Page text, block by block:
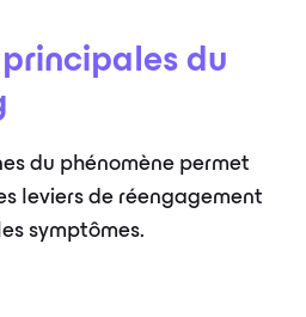
principales du
du phénomène permet
leviers de réengagement
symptômes.